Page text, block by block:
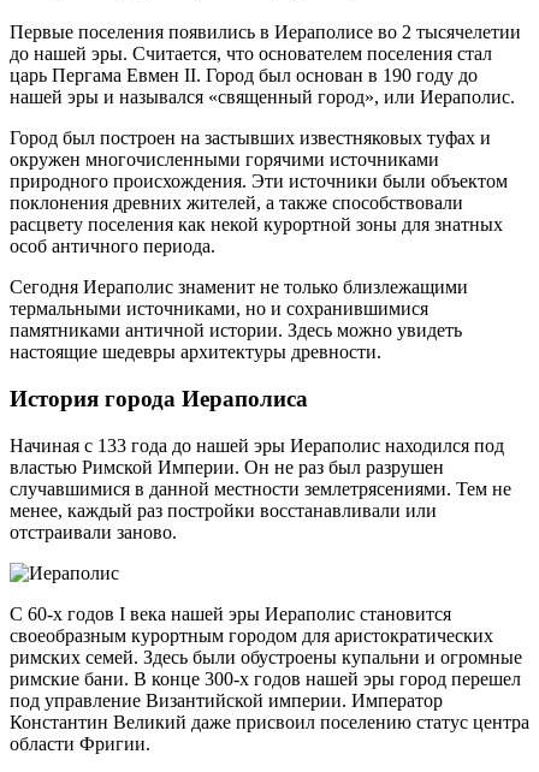
Первые поселения появились в Иераполисе во 2 тысячелетии
до нашей эры. Считается, что основателем поселения стал
царь Пергама Евмен II. Город был основан в 190 году до
нашей эры и назывался «священный город», или Иераполис.
Город был построен на застывших известняковых туфах и
окружен многочисленными горячими источниками
природного происхождения. Эти источники были объектом
поклонения древних жителей, а также способствовали
расцвету поселения как некой курортной зоны для знатных
особ античного периода.
Сегодня Иераполис знаменит не только близлежащими
термальными источниками, но и сохранившимися
памятниками античной истории. Здесь можно увидеть
настоящие шедевры архитектуры древности.
История города Иераполиса
Начиная с 133 года до нашей эры Иераполис находился под
властью Римской Империи. Он не раз был разрушен
случавшимися в данной местности землетрясениями. Тем не
менее, каждый раз постройки восстанавливали или
отстраивали заново.
С 60-х годов I века нашей эры Иераполис становится
своеобразным курортным городом для аристократических
римских семей. Здесь были обустроены купальни и огромные
римские бани. В конце 300-х годов нашей эры город перешел
под управление Византийской империи. Император
Константин Великий даже присвоил поселению статус центра
области Фригии.